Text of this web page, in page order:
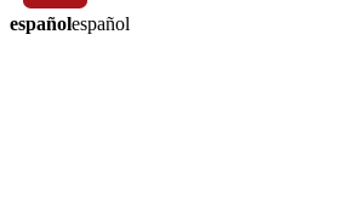
españolespañol